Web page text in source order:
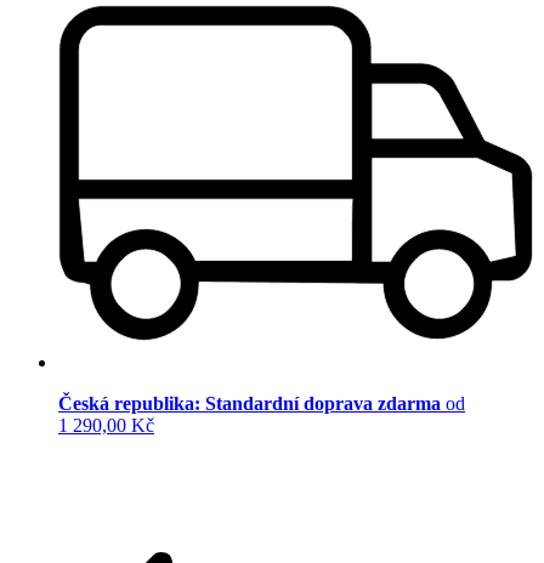
Česká republika: Standardní doprava zdarma od
1 290,00 Kč